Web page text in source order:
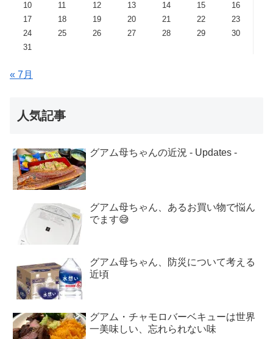
10
11 12 13 14 15
16
17
18 19 20 21 22
23
24
25 26 27 28 29
30
31
« 7月
人気記事
グアム母ちゃんの近況 - Updates -
グアム母ちゃん、あるお買い物で悩ん
でます😅
グアム母ちゃん、防災について考える
近頃
グアム・チャモロバーベキューは世界
一美味しい、忘れられない味